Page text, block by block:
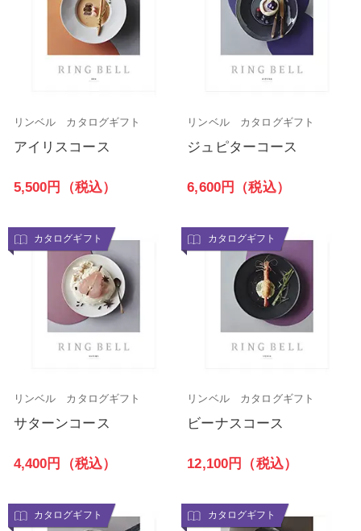
リンベル カタログギフト
アイリスコース
5,500円（税込）
リンベル カタログギフト
ジュピターコース
6,600円（税込）
カタログギフト
リンベル カタログギフト
サターンコース
4,400円（税込）
カタログギフト
リンベル カタログギフト
ビーナスコース
12,100円（税込）
カタログギフト カタログギフト